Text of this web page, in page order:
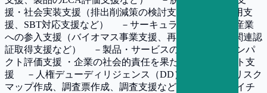
援・社会実装支援（排出削減策の検討支援、排出権活用支
援、SBT対応支援など） －サーキュラーエコノミー産業
への参入支援（バイオマス事業支援、再生事業支援、関連認
証取得支援など） －製品・サービスの社会・環境インパ
クト評価支援 ・企業の社会的責任を果たすマネジメント支
援 －人権デューディリジェンス（DD）支援 （人権リスク
マップ作成、調査票作成、調査支援など） －サプライチ